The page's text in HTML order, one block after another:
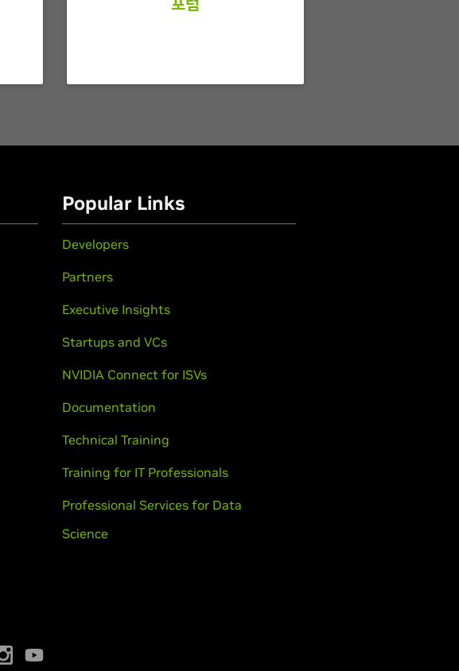
포럼
Popular Links
Developers
Partners
Executive Insights
Startups and VCs
NVIDIA Connect for ISVs
Documentation
Technical Training
Training for IT Professionals
Professional Services for Data
Science